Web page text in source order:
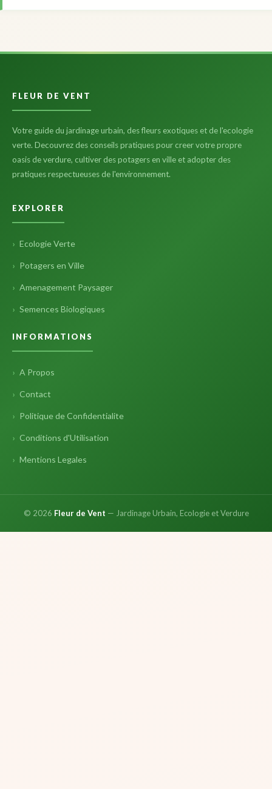
FLEUR DE VENT
Votre guide du jardinage urbain, des fleurs exotiques et de l'ecologie
verte. Decouvrez des conseils pratiques pour creer votre propre
oasis de verdure, cultiver des potagers en ville et adopter des
pratiques respectueuses de l'environnement.
EXPLORER
Ecologie Verte
Potagers en Ville
Amenagement Paysager
Semences Biologiques
INFORMATIONS
A Propos
Contact
Politique de Confidentialite
Conditions d'Utilisation
Mentions Legales
© 2026 Fleur de Vent — Jardinage Urbain, Ecologie et Verdure